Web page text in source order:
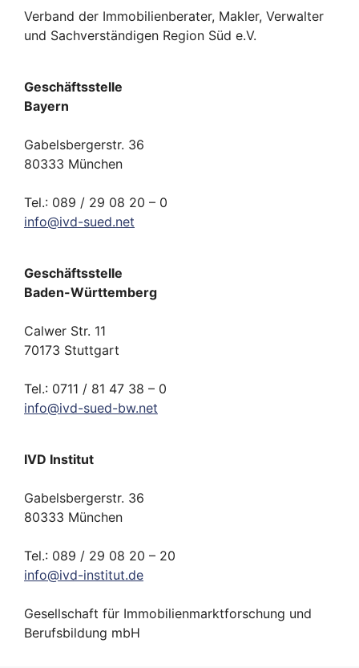
Verband der Immobilienberater, Makler, Verwalter
und Sachverständigen Region Süd e.V.
Geschäftsstelle
Bayern
Gabelsbergerstr. 36
80333 München
Tel.: 089 / 29 08 20 – 0
info@ivd-sued.net
Geschäftsstelle
Baden-Württemberg
Calwer Str. 11
70173 Stuttgart
Tel.: 0711 / 81 47 38 – 0
info@ivd-sued-bw.net
IVD Institut
Gabelsbergerstr. 36
80333 München
Tel.: 089 / 29 08 20 – 20
info@ivd-institut.de
Gesellschaft für Immobilienmarktforschung und
Berufsbildung mbH